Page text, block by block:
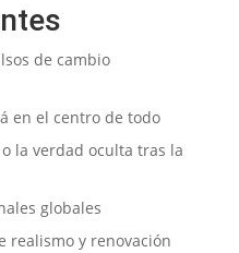
de cambio
en el centro de todo
la verdad oculta tras la
globales
realismo y renovación